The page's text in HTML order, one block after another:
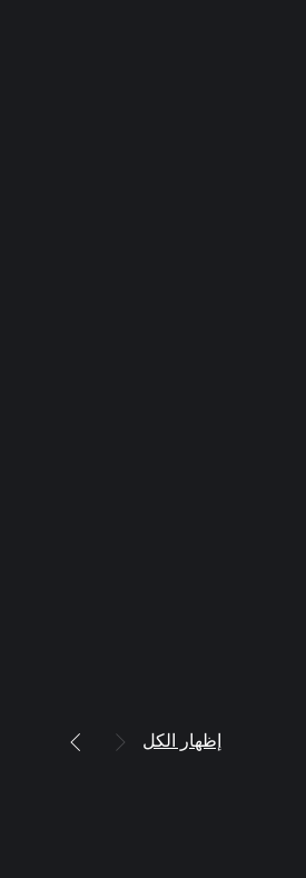
إظهار الكل